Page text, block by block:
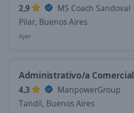
2,9
MS Coach Sandoval
Pilar, Buenos Aires
Ayer
Administrativo/a Comercial
4,3
ManpowerGroup
Tandil, Buenos Aires